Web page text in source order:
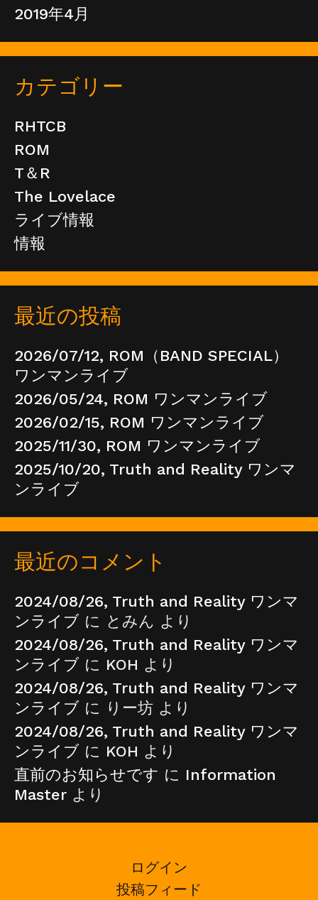
2019年4月
カテゴリー
RHTCB
ROM
T＆R
The Lovelace
ライブ情報
情報
最近の投稿
2026/07/12, ROM（BAND SPECIAL）
ワンマンライブ
2026/05/24, ROM ワンマンライブ
2026/02/15, ROM ワンマンライブ
2025/11/30, ROM ワンマンライブ
2025/10/20, Truth and Reality ワンマ
ンライブ
最近のコメント
2024/08/26, Truth and Reality ワンマ
ンライブ に とみん より
2024/08/26, Truth and Reality ワンマ
ンライブ に KOH より
2024/08/26, Truth and Reality ワンマ
ンライブ に りー坊 より
2024/08/26, Truth and Reality ワンマ
ンライブ に KOH より
直前のお知らせです に Information
Master より
ログイン
投稿フィード